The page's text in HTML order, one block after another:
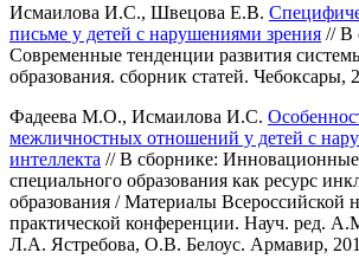
Исмаилова И.С., Швецова Е.В.
письме у детей с нарушениями зрения // В
Современные тенденции развития
образования. сборник статей. Чебоксары,
Фадеева М.О., Исмаилова И.С.
межличностных отношений у детей с
интеллекта // В сборнике: Инновационные
специального образования как ресурс
образования / Материалы Всероссийской
практической конференции. Науч. ред.
Л.А. Ястребова, О.В. Белоус. Армавир,